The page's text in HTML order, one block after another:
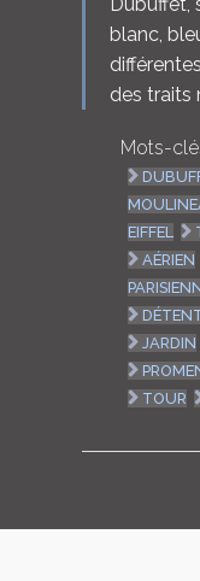
blanc,
des traits
Mots-
EIFFEL
AÉRIEN
JARDIN
TOUR